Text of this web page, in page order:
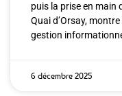
puis la prise en main
Quai d’Orsay,
gestion
6 décembre 2025